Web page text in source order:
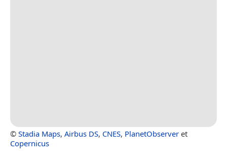
© Stadia Maps, Airbus DS, CNES, PlanetObserver et
Copernicus